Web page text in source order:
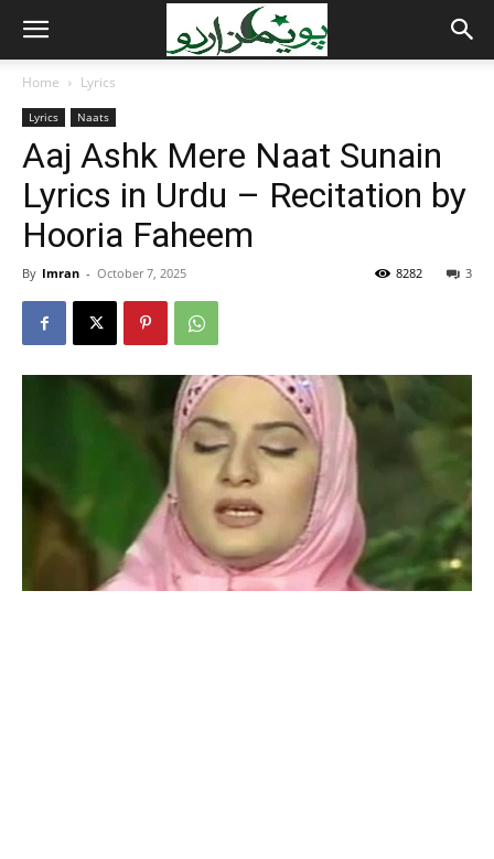
Home Lyrics
Lyrics Naats
Aaj Ashk Mere Naat Sunain
Lyrics in Urdu – Recitation by
Hooria Faheem
By Imran - October 7, 2025 3
8282